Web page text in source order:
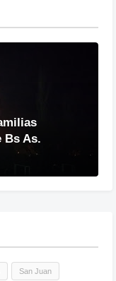
Bs As.
San Juan